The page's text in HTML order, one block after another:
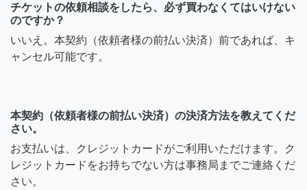
チケットの依頼相談をしたら、必ず買わなくてはいけない
のですか？
いいえ。本契約（依頼者様の前払い決済）前であれば、キ
ャンセル可能です。
本契約（依頼者様の前払い決済）の決済方法を教えてくだ
さい。
お支払いは、クレジットカードがご利用いただけます。ク
レジットカードをお持ちでない方は事務局までご連絡くだ
さい。